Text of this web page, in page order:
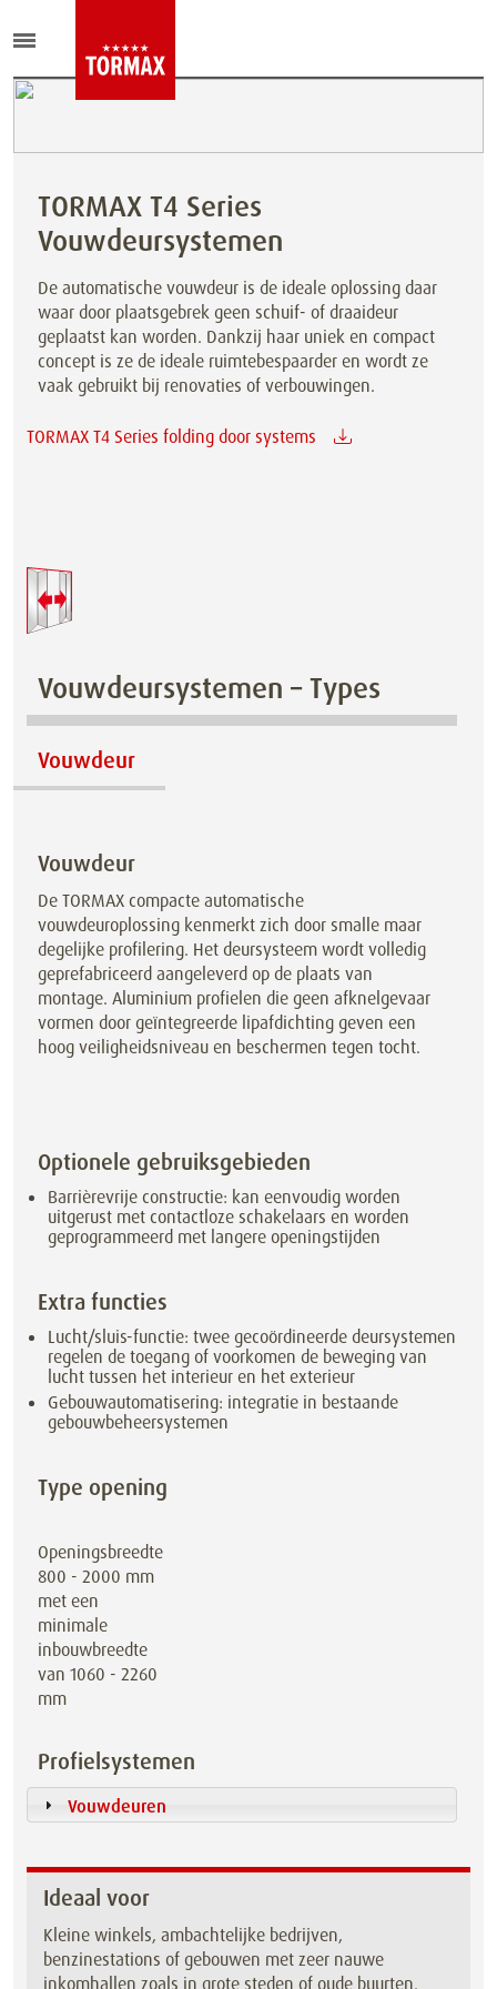
TORMAX T4 Series
Vouwdeursystemen
De automatische vouwdeur is de ideale oplossing daar
waar door plaatsgebrek geen schuif- of draaideur
geplaatst kan worden. Dankzij haar uniek en compact
concept is ze de ideale ruimtebespaarder en wordt ze
vaak gebruikt bij renovaties of verbouwingen.
TORMAX T4 Series folding door systems
Vouwdeursystemen – Types
Vouwdeur
Vouwdeur
De TORMAX compacte automatische
vouwdeuroplossing kenmerkt zich door smalle maar
degelijke profilering. Het deursysteem wordt volledig
geprefabriceerd aangeleverd op de plaats van
montage. Aluminium profielen die geen afknelgevaar
vormen door geïntegreerde lipafdichting geven een
hoog veiligheidsniveau en beschermen tegen tocht.
Optionele gebruiksgebieden
Barrièrevrije constructie: kan eenvoudig worden
uitgerust met contactloze schakelaars en worden
geprogrammeerd met langere openingstijden
Extra functies
Lucht/sluis-functie: twee gecoördineerde deursystemen
regelen de toegang of voorkomen de beweging van
lucht tussen het interieur en het exterieur
Gebouwautomatisering: integratie in bestaande
gebouwbeheersystemen
Type opening
Openingsbreedte
800 - 2000 mm
met een
minimale
inbouwbreedte
van 1060 - 2260
mm
Profielsystemen
Vouwdeuren
Ideaal voor
Kleine winkels, ambachtelijke bedrijven,
benzinestations of gebouwen met zeer nauwe